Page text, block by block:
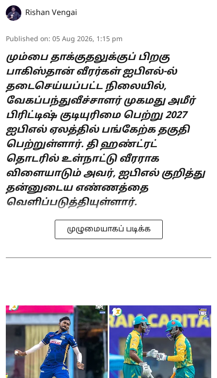
Rishan Vengai
Published on: 05 Aug 2026, 1:15 pm
மும்பை தாக்குதலுக்குப் பிறகு
பாகிஸ்தான் வீரர்கள் ஐபிஎல்-ல்
தடைசெய்யப்பட்ட நிலையில்,
வேகப்பந்துவீச்சாளர் முகமது அமீர்
பிரிட்டிஷ் குடியுரிமை பெற்று 2027
ஐபிஎல் ஏலத்தில் பங்கேற்க தகுதி
பெற்றுள்ளார். தி ஹண்ட்ரட்
தொடரில் உள்நாட்டு வீரராக
விளையாடும் அவர், ஐபிஎல் குறித்து
தன்னுடைய எண்ணத்தை
வெளிப்படுத்தியுள்ளார்.
முழுமையாகப் படிக்க